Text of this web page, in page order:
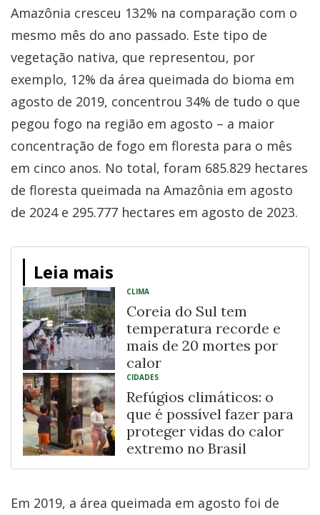
Amazônia cresceu 132% na comparação com o
mesmo mês do ano passado. Este tipo de
vegetação nativa, que representou, por
exemplo, 12% da área queimada do bioma em
agosto de 2019, concentrou 34% de tudo o que
pegou fogo na região em agosto – a maior
concentração de fogo em floresta para o mês
em cinco anos. No total, foram 685.829 hectares
de floresta queimada na Amazônia em agosto
de 2024 e 295.777 hectares em agosto de 2023.
Leia mais
CLIMA
Coreia do Sul tem
temperatura recorde e
mais de 20 mortes por
calor
CIDADES
Refúgios climáticos: o
que é possível fazer para
proteger vidas do calor
extremo no Brasil
Em 2019, a área queimada em agosto foi de